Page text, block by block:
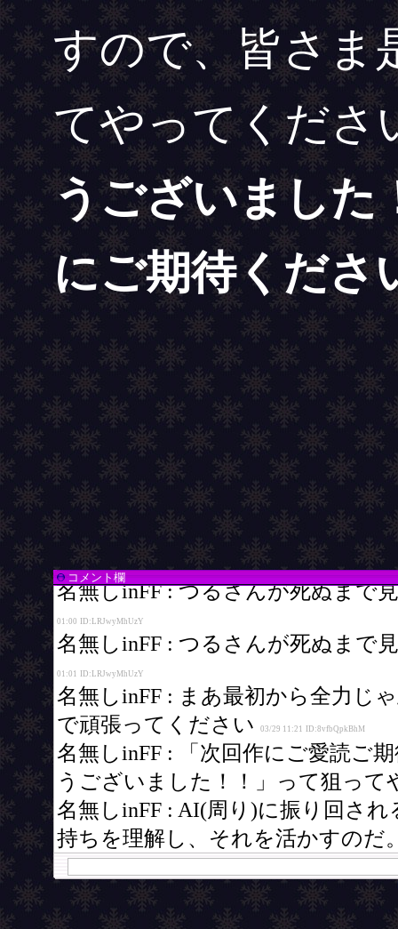
すので、皆さま
てやってくださ
うございました
にご期待くださ
コメント欄